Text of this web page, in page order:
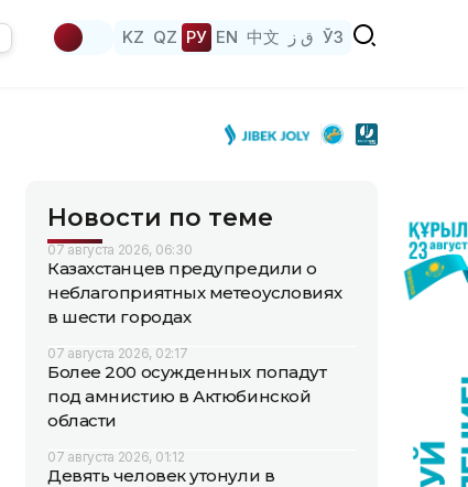
KZ QZ РУ EN 中文 ق ز ЎЗ
Новости по теме
07 августа 2026, 06:30
Казахстанцев предупредили о
неблагоприятных метеоусловиях
в шести городах
07 августа 2026, 02:17
Более 200 осужденных попадут
под амнистию в Актюбинской
области
07 августа 2026, 01:12
Девять человек утонули в